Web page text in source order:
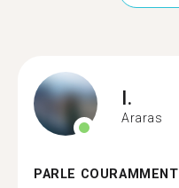
I.
Araras
PARLE COURAMMENT